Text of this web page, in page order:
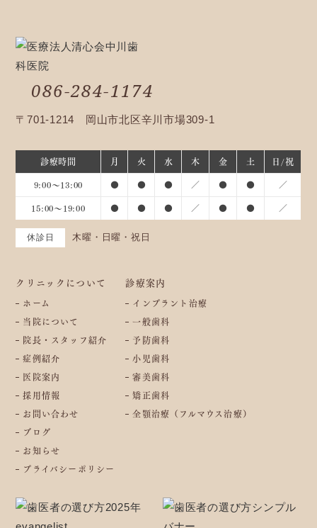
086-284-1174
〒701-1214 岡山市北区辛川市場309-1
診療時間 月 火 水 木 金 土
日/祝
9:00～13:00
● ● ● ／ ● ●
／
15:00～19:00
● ● ● ／ ● ● ／
休診日 木曜・日曜・祝日
クリニックについて
ホーム
当院について
院長・スタッフ紹介
症例紹介
医院案内
採用情報
お問い合わせ
ブログ
お知らせ
プライバシーポリシー
診療案内
インプラント治療
一般歯科
予防歯科
小児歯科
審美歯科
矯正歯科
全顎治療（フルマウス治療）